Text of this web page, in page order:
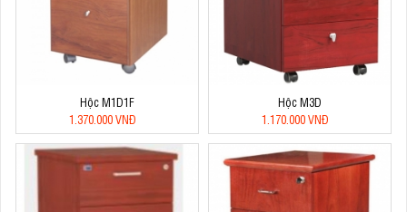
Hộc M1D1F
1.370.000 VNĐ
Hộc M3D
1.170.000 VNĐ